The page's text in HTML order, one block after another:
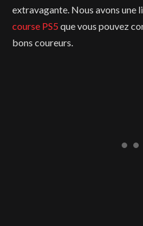
extravagante. Nous avons une
course PS5que vous pouvez
bons coureurs.